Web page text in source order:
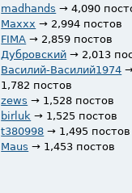
madhands → 4,090
Maxxx → 2,994 постов
FIMA → 2,859 постов
Дубровский → 2,013
Василий-Василий1974
1,782 постов
zews → 1,528 постов
birluk → 1,525 постов
t380998 → 1,495 постов
Maus → 1,453 постов